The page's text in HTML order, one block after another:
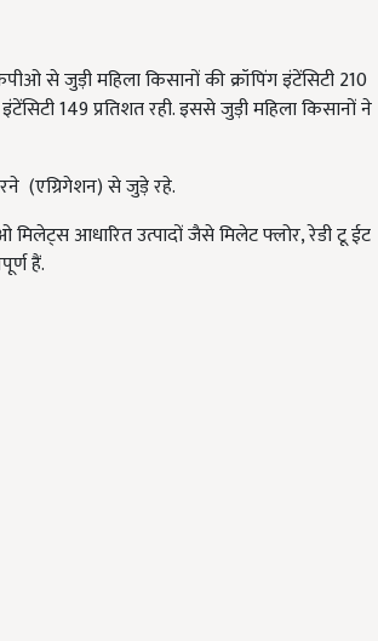
से जुड़ी महिला किसानों की क्रॉपिंग इंटेंसिटी 210
149 प्रतिशत रही. इससे जुड़ी महिला किसानों ने
(एग्रिगेशन) से जुड़े रहे.
मिलेट्स आधारित उत्पादों जैसे मिलेट फ्लोर, रेडी टू ईट
हैं.